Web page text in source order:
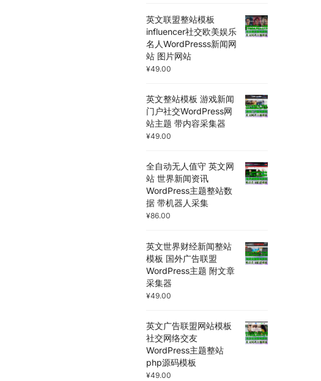
英文联盟整站模板
influencer社交欧美娱乐
名人WordPresss新闻网
站 图片网站
¥49.00
英文整站模板 游戏新闻
门户社交WordPress网
站主题 带内容采集器
¥49.00
全自动无人值守 英文网
站 世界新闻资讯
WordPress主题整站数
据 带机器人采集
¥86.00
英文世界财经新闻整站
模板 国外广告联盟
WordPress主题 附文章
采集器
¥49.00
英文广告联盟网站模板
社交网络交友
WordPress主题整站
php源码模板
¥49.00